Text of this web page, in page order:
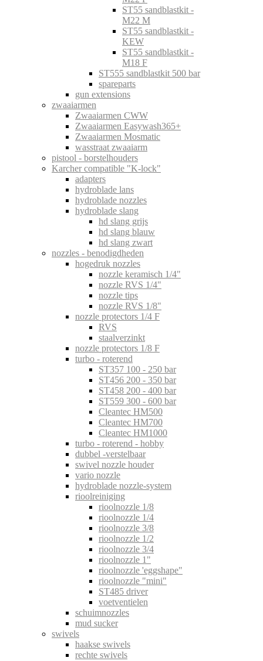
ST55 sandblastkit -
M22 M
ST55 sandblastkit -
KEW
ST55 sandblastkit -
M18 F
ST555 sandblastkit 500 bar
spareparts
gun extensions
zwaaiarmen
Zwaaiarmen CWW
Zwaaiarmen Easywash365+
Zwaaiarmen Mosmatic
wasstraat zwaaiarm
pistool - borstelhouders
Karcher compatible "K-lock"
adapters
hydroblade lans
hydroblade nozzles
hydroblade slang
hd slang grijs
hd slang blauw
hd slang zwart
nozzles - benodigdheden
hogedruk nozzles
nozzle keramisch 1/4"
nozzle RVS 1/4"
nozzle tips
nozzle RVS 1/8"
nozzle protectors 1/4 F
RVS
staalverzinkt
nozzle protectors 1/8 F
turbo - roterend
ST357 100 - 250 bar
ST456 200 - 350 bar
ST458 200 - 400 bar
ST559 300 - 600 bar
Cleantec HM500
Cleantec HM700
Cleantec HM1000
turbo - roterend - hobby
dubbel -verstelbaar
swivel nozzle houder
vario nozzle
hydroblade nozzle-system
rioolreiniging
rioolnozzle 1/8
rioolnozzle 1/4
rioolnozzle 3/8
rioolnozzle 1/2
rioolnozzle 3/4
rioolnozzle 1"
rioolnozzle 'eggshape"
rioolnozzle "mini"
ST485 driver
voetventielen
schuimnozzles
mud sucker
swivels
haakse swivels
rechte swivels